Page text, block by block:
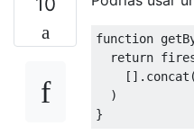
function
return
  )